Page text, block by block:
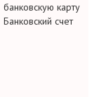
банковскую карту
Банковский счет